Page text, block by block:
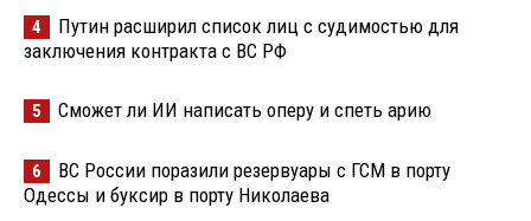
4
Путин расширил список лиц с судимостью для
заключения контракта с ВС РФ
5 Сможет ли ИИ написать оперу и спеть арию
6
ВС России поразили резервуары с ГСМ в порту
Одессы и буксир в порту Николаева